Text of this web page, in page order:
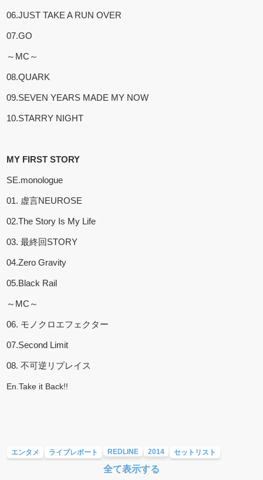
06.JUST TAKE A RUN OVER
07.GO
～MC～
08.QUARK
09.SEVEN YEARS MADE MY NOW
10.STARRY NIGHT
MY FIRST STORY
SE.monologue
01. 虚言NEUROSE
02.The Story Is My Life
03. 最終回STORY
04.Zero Gravity
05.Black Rail
～MC～
06. モノクロエフェクター
07.Second Limit
08. 不可逆リプレイス
En.Take it Back!!
エンタメ ライブレポート REDLINE 2014 セットリスト
COUNTRY YARD
全て表示する